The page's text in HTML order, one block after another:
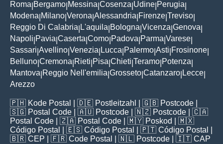
Roma Bergamo Messina Cosenza Udine Perugia
Modena Milano Verona Alessandria Firenze Treviso
Reggio Di Calabria L'aquila Bologna Vicenza Genova
Napoli Pavia Caserta Como Padova Parma Varese
Sassari Avellino Venezia Lucca Palermo Asti Frosinone
Belluno Cremona Rieti Pisa Chieti Teramo Potenza
Mantova Reggio Nell'emilia Grosseto Catanzaro Lecce
Arezzo
🇵🇭 Kode Postal | 🇩🇪 Postleitzahl | 🇬🇧 Postcode
🇸🇬 Postal Code | 🇦🇺 Postcode | 🇳🇿 Postcode | 🇨🇦
Postal Code | 🇿🇦 Postal Code | 🇲🇾 Poskod
| 🇲🇽
Código Postal
| 🇪🇸 Código Postal | 🇵🇹 Código Postal
🇧🇷 CEP | 🇫🇷 Code Postal | 🇳🇱 Postcode | 🇮🇹 CAP